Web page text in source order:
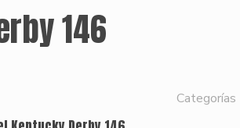
146
Categorías